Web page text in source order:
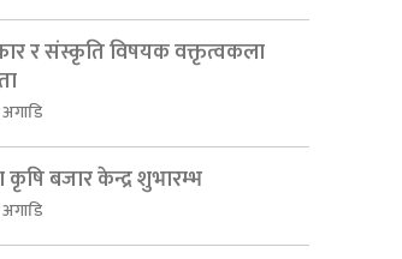
र संस्कृति विषयक वक्तृत्वकला
बजार केन्द्र शुभारम्भ